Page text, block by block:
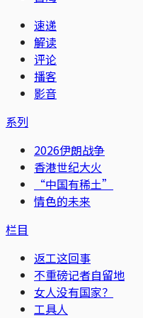
速递
解读
评论
播客
影音
系列
2026伊朗战争
香港世纪大火
“中国有稀土”
情色的未来
栏目
返工这回事
不重磅记者自留地
女人没有国家？
工具人